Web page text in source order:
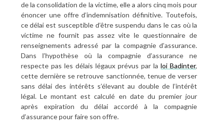
de la consolidation de la victime, elle a alors cinq mois pour
énoncer une offre d’indemnisation définitive. Toutefois,
ce délai est susceptible d’être suspendu dans le cas où la
victime ne fournit pas assez vite le questionnaire de
renseignements adressé par la compagnie d’assurance.
Dans l’hypothèse où la compagnie d’assurance ne
respecte pas les délais légaux prévus par laloi Badinter,
cette dernière se retrouve sanctionnée, tenue de verser
sans délai des intérêts s’élevant au double de l’intérêt
légal. Le montant est calculé en date du premier jour
après expiration du délai accordé à la compagnie
d’assurance pour faire son offre.